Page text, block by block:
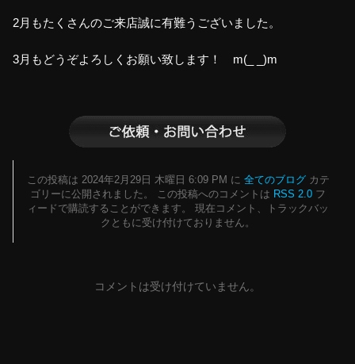
2月もたくさんのご来店誠に有難うございました。
3月もどうぞよろしくお願い致します！ m(_ _)m
この投稿は 2024年2月29日 木曜日 6:09 PM に 全てのブログカテ
ゴリーに公開されました。 この投稿へのコメントは RSS 2.0 フ
ィードで購読することができます。 現在コメント、トラックバッ
クともに受け付けておりません。
コメントは受け付けていません。